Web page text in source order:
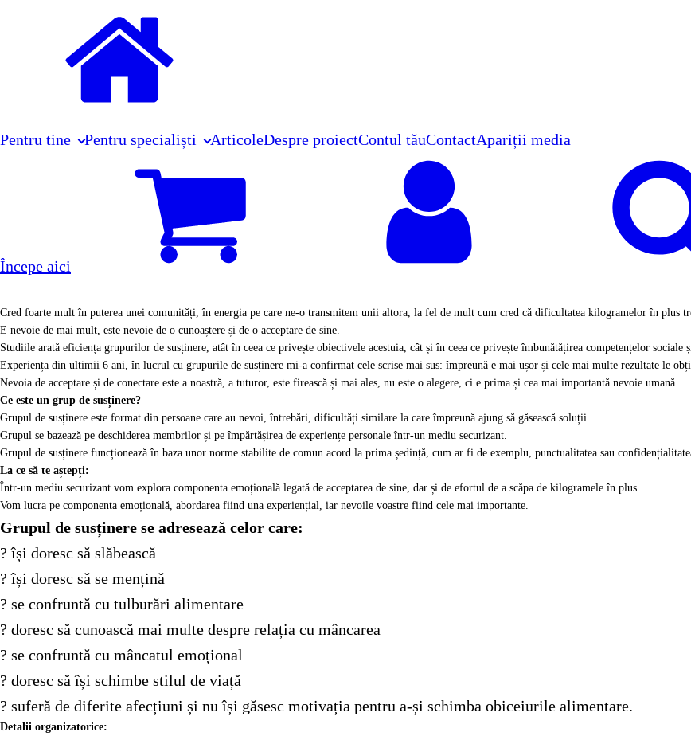
Pentru tine Pentru specialiști ArticoleDespre proiectContul tăuContactApariții media
Începe aici
Cred foarte mult în puterea unei comunități, în energia pe care ne-o transmitem unii altora, la fel de mult cum cred că dificultatea kilogramelor în plus
E nevoie de mai mult, este nevoie de o cunoaștere și de o acceptare de sine.
Studiile arată eficiența grupurilor de susținere, atât în ceea ce privește obiectivele acestuia, cât și în ceea ce privește îmbunătățirea competențelor
Experiența din ultimii 6 ani, în lucrul cu grupurile de susținere mi-a confirmat cele scrise mai sus: împreună e mai ușor și cele mai multe rezultate le
Nevoia de acceptare și de conectare este a noastră, a tuturor, este firească și mai ales, nu este o alegere, ci e prima și cea mai importantă nevoie umană.
Ce este un grup de susținere?
Grupul de susținere este format din persoane care au nevoi, întrebări, dificultăți similare la care împreună ajung să găsească soluții.
Grupul se bazează pe deschiderea membrilor și pe împărtășirea de experiențe personale într-un mediu securizant.
Grupul de susținere funcționează în baza unor norme stabilite de comun acord la prima ședință, cum ar fi de exemplu, punctualitatea sau
La ce să te aștepți:
Într-un mediu securizant vom explora componenta emoțională legată de acceptarea de sine, dar și de efortul de a scăpa de kilogramele în plus.
Vom lucra pe componenta emoțională, abordarea fiind una experiențial, iar nevoile voastre fiind cele mai importante.
Grupul de susținere se adresează celor care:
? își doresc să slăbească
? își doresc să se mențină
? se confruntă cu tulburări alimentare
? doresc să cunoască mai multe despre relația cu mâncarea
? se confruntă cu mâncatul emoțional
? doresc să își schimbe stilul de viață
? suferă de diferite afecțiuni și nu își găsesc motivația pentru a-și schimba obiceiurile alimentare.
Detalii organizatorice: